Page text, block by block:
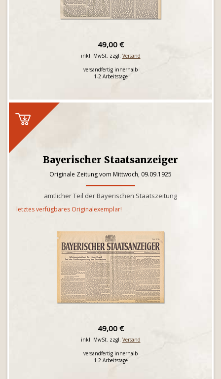
49,00 €
inkl. MwSt. zzgl. Versand
versandfertig innerhalb
1-2 Arbeitstage
Bayerischer Staatsanzeiger
Originale Zeitung vom Mittwoch, 09.09.1925
amtlicher Teil der Bayerischen Staatszeitung
letztes verfügbares Originalexemplar!
49,00 €
inkl. MwSt. zzgl. Versand
versandfertig innerhalb
1-2 Arbeitstage